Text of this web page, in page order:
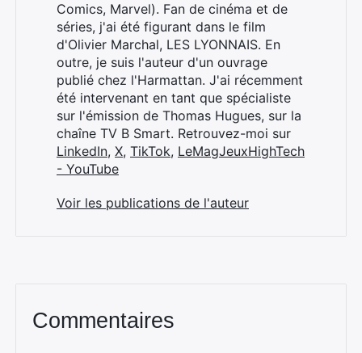
Comics, Marvel). Fan de cinéma et de
séries, j'ai été figurant dans le film
d'Olivier Marchal, LES LYONNAIS. En
outre, je suis l'auteur d'un ouvrage
publié chez l'Harmattan. J'ai récemment
été intervenant en tant que spécialiste
sur l'émission de Thomas Hugues, sur la
chaîne TV B Smart. Retrouvez-moi sur
LinkedIn, X, TikTok, LeMagJeuxHighTech
- YouTube
Voir les publications de l'auteur
Commentaires
Rechercher
: